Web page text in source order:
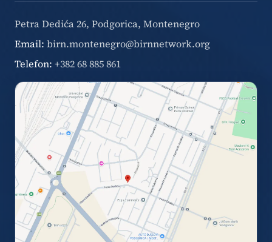
Petra Dedića 26, Podgorica, Montenegro
Email: birn.montenegro@birnnetwork.org
Telefon: +382 68 885 861